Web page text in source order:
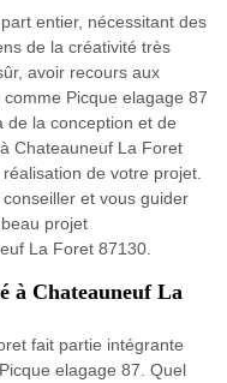
entier, nécessitant des
de la créativité très
avoir recours aux
Picque elagage 87
de la conception et de
Chateauneuf La Foret
de votre projet.
et vous guider
projet
La Foret 87130.
à Chateauneuf La
fait partie intégrante
elagage 87. Quel